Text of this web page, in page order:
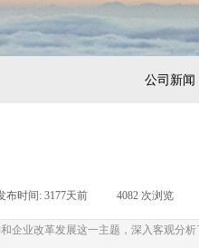
公司新闻
布时间: 3177天前 4082 次浏览
企业改革发展这一主题，深入客观分